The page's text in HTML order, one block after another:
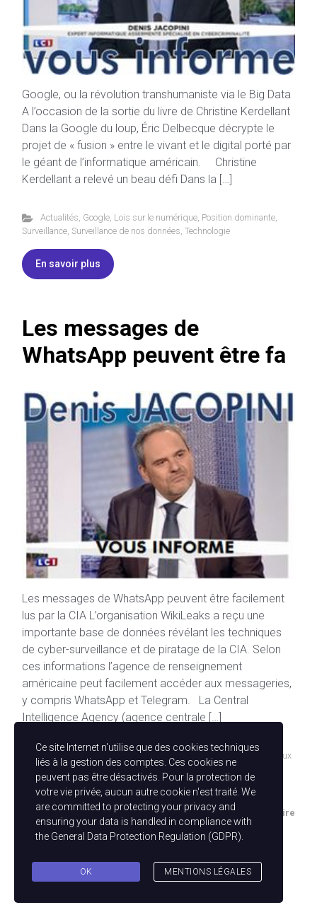
Google, ou la révolution transhumaniste via le Big Data
A l’occasion de la sortie du livre de Christine Kerdellant
Dans la Google du loup, Éric Delbecque décrypte le
projet de « fusion » entre le vivant et le digital porté par
le géant de l’informatique américain. Christine
Kerdellant a relevé un beau défi Dans la […]
Actualités, Google, Lois sur le numérique, Position dominante,
Surveillance, Surveillance de nos données, Technologie
En savoir plus
Les messages de
WhatsApp peuvent être fa
Les messages de WhatsApp peuvent être facilement
lus par la CIA L’organisation WikiLeaks a reçu une
importante base de données révélant les techniques
de cyber-surveillance et de piratage de la CIA. Selon
ces informations l’agence de renseignement
américaine peut facilement accéder aux messageries,
y compris WhatsApp et Telegram. La Central
Intelligence Agency (agence centrale […]
Cybercriminalité Piratage
Réseaux
Sociaux ,Surveillance , Surveillance de nos données,Sécurité
Informatique ,Vol de données
Un commentaire
En savoir plus
Ce site Internet n'utilise que des cookies techniques
liés à la gestion des comptes. Ces cookies ne
peuvent pas être désactivés. Pour la protection de
votre vie privée, aucun autre cookie n'est traité. We
are committed to protecting your privacy and
ensuring your data is handled in compliance with
the General Data Protection Regulation (GDPR)
OK MENTIONS LÉGALES